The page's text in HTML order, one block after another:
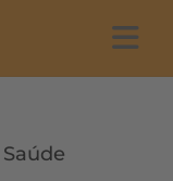
Saúde